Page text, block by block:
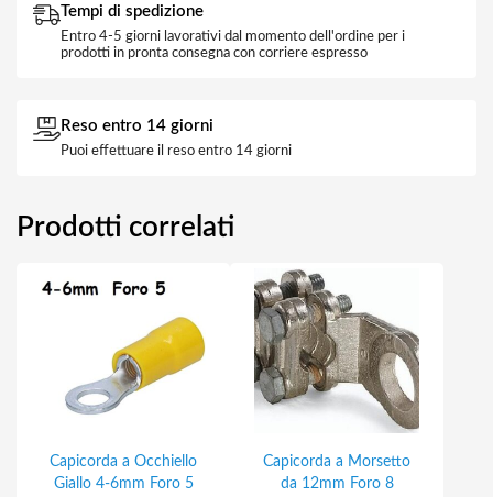
Tempi di spedizione
Entro 4-5 giorni lavorativi dal momento dell'ordine per i
prodotti in pronta consegna con corriere espresso
Reso entro 14 giorni
Puoi effettuare il reso entro 14 giorni
Prodotti correlati
Capicorda a Occhiello
Giallo 4-6mm Foro 5
Capicorda a Morsetto
da 12mm Foro 8